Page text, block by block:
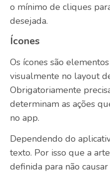
o mínimo de cliques
desejada.
Ícones
Os ícones são
visualmente no layout
Obrigatoriamente
determinam as ações
no app.
Dependendo do
texto. Por isso que a
definida para não